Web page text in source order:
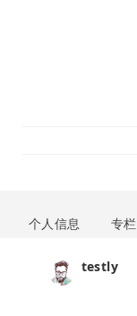
个人信息 专栏
testly